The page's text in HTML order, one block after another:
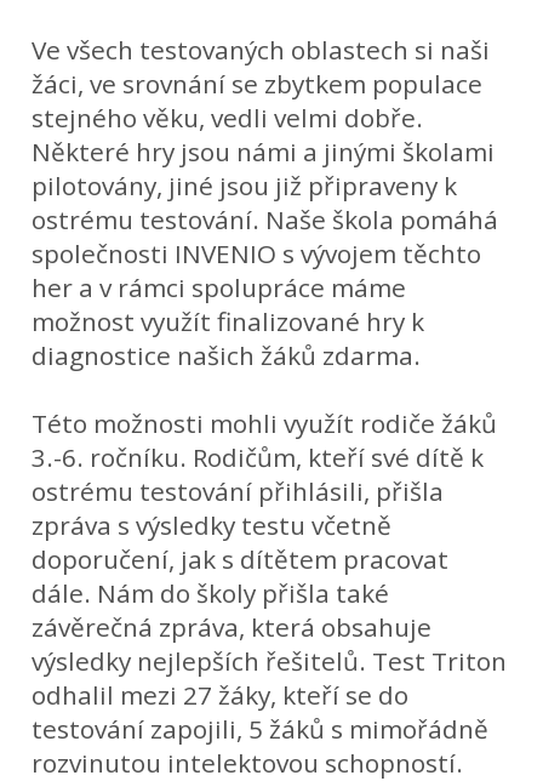
Ve všech testovaných oblastech si naši
žáci, ve srovnání se zbytkem populace
stejného věku, vedli velmi dobře.
Některé hry jsou námi a jinými školami
pilotovány, jiné jsou již připraveny k
ostrému testování. Naše škola pomáhá
společnosti INVENIO s vývojem těchto
her a v rámci spolupráce máme
možnost využít finalizované hry k
diagnostice našich žáků zdarma.
Této možnosti mohli využít rodiče žáků
3.-6. ročníku. Rodičům, kteří své dítě k
ostrému testování přihlásili, přišla
zpráva s výsledky testu včetně
doporučení, jak s dítětem pracovat
dále. Nám do školy přišla také
závěrečná zpráva, která obsahuje
výsledky nejlepších řešitelů. Test Triton
odhalil mezi 27 žáky, kteří se do
testování zapojili, 5 žáků s mimořádně
rozvinutou intelektovou schopností.